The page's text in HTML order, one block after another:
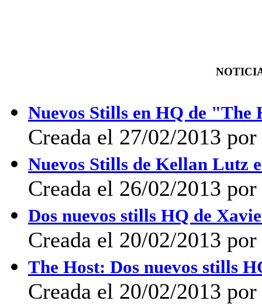
Nuevos Stills en HQ de "The
Creada el 27/02/2013
Nuevos Stills de Kellan Lutz
Creada el 26/02/2013
Dos nuevos stills HQ de
Creada el 20/02/2013
The Host: Dos nuevos stills
Creada el 20/02/2013